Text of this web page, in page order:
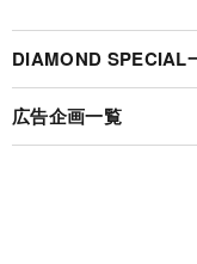
DIAMOND SPECIAL
広告企画一覧